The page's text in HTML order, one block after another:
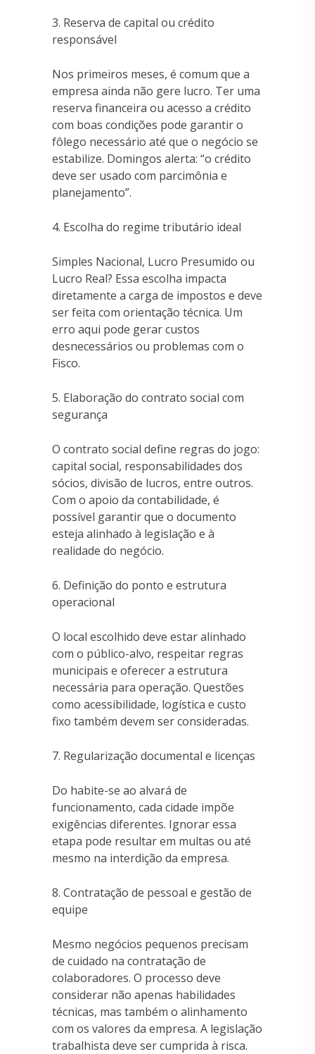
3. Reserva de capital ou crédito
responsável
Nos primeiros meses, é comum que a
empresa ainda não gere lucro. Ter uma
reserva financeira ou acesso a crédito
com boas condições pode garantir o
fôlego necessário até que o negócio se
estabilize. Domingos alerta: “o crédito
deve ser usado com parcimônia e
planejamento”.
4. Escolha do regime tributário ideal
Simples Nacional, Lucro Presumido ou
Lucro Real? Essa escolha impacta
diretamente a carga de impostos e deve
ser feita com orientação técnica. Um
erro aqui pode gerar custos
desnecessários ou problemas com o
Fisco.
5. Elaboração do contrato social com
segurança
O contrato social define regras do jogo:
capital social, responsabilidades dos
sócios, divisão de lucros, entre outros.
Com o apoio da contabilidade, é
possível garantir que o documento
esteja alinhado à legislação e à
realidade do negócio.
6. Definição do ponto e estrutura
operacional
O local escolhido deve estar alinhado
com o público-alvo, respeitar regras
municipais e oferecer a estrutura
necessária para operação. Questões
como acessibilidade, logística e custo
fixo também devem ser consideradas.
7. Regularização documental e licenças
Do habite-se ao alvará de
funcionamento, cada cidade impõe
exigências diferentes. Ignorar essa
etapa pode resultar em multas ou até
mesmo na interdição da empresa.
8. Contratação de pessoal e gestão de
equipe
Mesmo negócios pequenos precisam
de cuidado na contratação de
colaboradores. O processo deve
considerar não apenas habilidades
técnicas, mas também o alinhamento
com os valores da empresa. A legislação
trabalhista deve ser cumprida à risca.